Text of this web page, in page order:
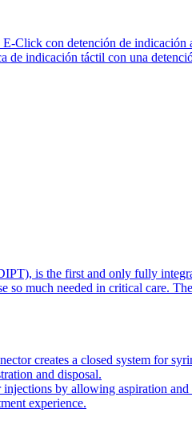
Click con detención de indicación
de indicación táctil con una
is the first and only fully
so much needed in critical care.
creates a closed system for
and disposal.
by allowing aspiration
experience.